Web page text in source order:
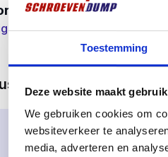
Toestemming
Deze website maakt
We gebruiken cookies om
websiteverkeer te
media, adverteren en
Wind und Wetter
AR Kaitex Beschichtungist
gegen Regen,
und Vordächer. Die
so stark wie
zu vielen
zubrechen – selbst in
gekauft